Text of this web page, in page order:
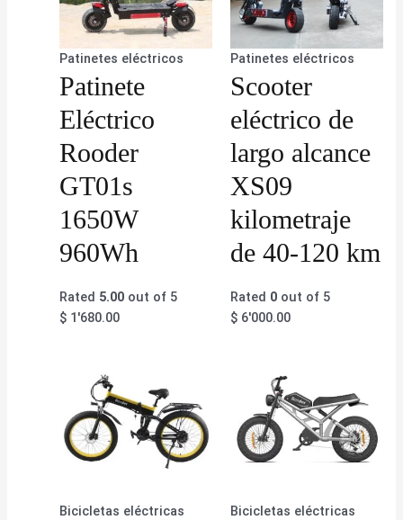
Patinetes eléctricos
Patinete
Eléctrico
Rooder
GT01s
1650W
960Wh
Rated 5.00 out of 5
$ 1'680.00
Patinetes eléctricos
Scooter
eléctrico de
largo alcance
XS09
kilometraje
de 40-120 km
Rated 0out of 5
$6'000.00
Bicicletas eléctricas Bicicletas eléctricas